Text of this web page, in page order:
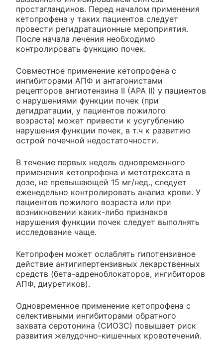
простагландинов. Перед началом применения
кетопрофена у таких пациентов следует
провести регидратационные мероприятия.
После начала лечения необходимо
контролировать функцию почек.
Совместное применение кетопрофена с
ингибиторами АПФ и антагонистами
рецепторов ангиотензина II (АРА II) у пациентов
с нарушениями функции почек (при
дегидратации, у пациентов пожилого
возраста) может привести к усугублению
нарушения функции почек, в т.ч к развитию
острой почечной недостаточности.
В течение первых недель одновременного
применения кетопрофена и метотрексата в
дозе, не превышающей 15 мг/нед., следует
еженедельно контролировать анализ крови. У
пациентов пожилого возраста или при
возникновении каких-либо признаков
нарушения функции почек следует выполнять
исследование чаще.
Кетопрофен может ослаблять гипотензивное
действие антигипертензивных лекарственных
средств (бета-адреноблокаторов, ингибиторов
АПФ, диуретиков).
Одновременное применение кетопрофена с
селективными ингибиторами обратного
захвата серотонина (СИОЗС) повышает риск
развития желудочно-кишечных кровотечений.